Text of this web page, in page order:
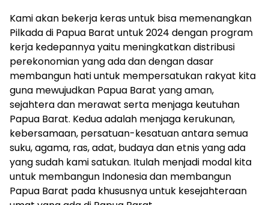
Kami akan bekerja keras untuk bisa memenangkan
Pilkada di Papua Barat untuk 2024 dengan program
kerja kedepannya yaitu meningkatkan distribusi
perekonomian yang ada dan dengan dasar
membangun hati untuk mempersatukan rakyat kita
guna mewujudkan Papua Barat yang aman,
sejahtera dan merawat serta menjaga keutuhan
Papua Barat. Kedua adalah menjaga kerukunan,
kebersamaan, persatuan-kesatuan antara semua
suku, agama, ras, adat, budaya dan etnis yang ada
yang sudah kami satukan. Itulah menjadi modal kita
untuk membangun Indonesia dan membangun
Papua Barat pada khususnya untuk kesejahteraan